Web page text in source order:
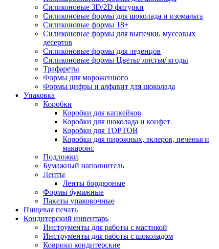
Силиконовые 3D/2D фигурки
Силиконовые формы для шоколада и изомальта
Силиконовые формы 18+
Силиконовые формы для выпечки, муссовых
десертов
Силиконовые формы для леденцов
Силиконовые формы Цветы/ листья/ ягоды
Трафареты
Формы для мороженного
Формы цифры и алфавит для шоколада
Упаковка
Коробки
Коробки для капкейков
Коробки для шоколада и конфет
Коробки для ТОРТОВ
Коробки для пирожных, эклеров, печенья и
макаронс
Подложки
Бумажный наполнитель
Ленты
Ленты бордюрные
Формы бумажные
Пакеты упаковочные
Пищевая печать
Кондитерский инвентарь
Инструменты для работы с мастикой
Инструменты для работы с шоколадом
Коврики кондитерские